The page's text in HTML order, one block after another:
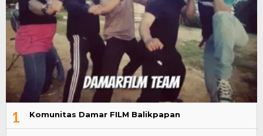
1 Komunitas Damar FILM Balikpapan